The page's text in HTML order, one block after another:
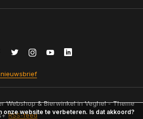
Webshop & Bierwinkel in Veghel - Theme
RSS-feed
onze website te verbeteren. Is dat akkoord?